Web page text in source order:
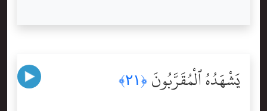
يَشْهَدُهُ ٱلْمُقَرَّبُونَ ﴿٢١﴾